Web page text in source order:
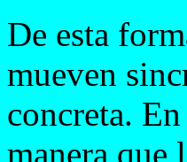
De esta
mueven
concreta.
manera que